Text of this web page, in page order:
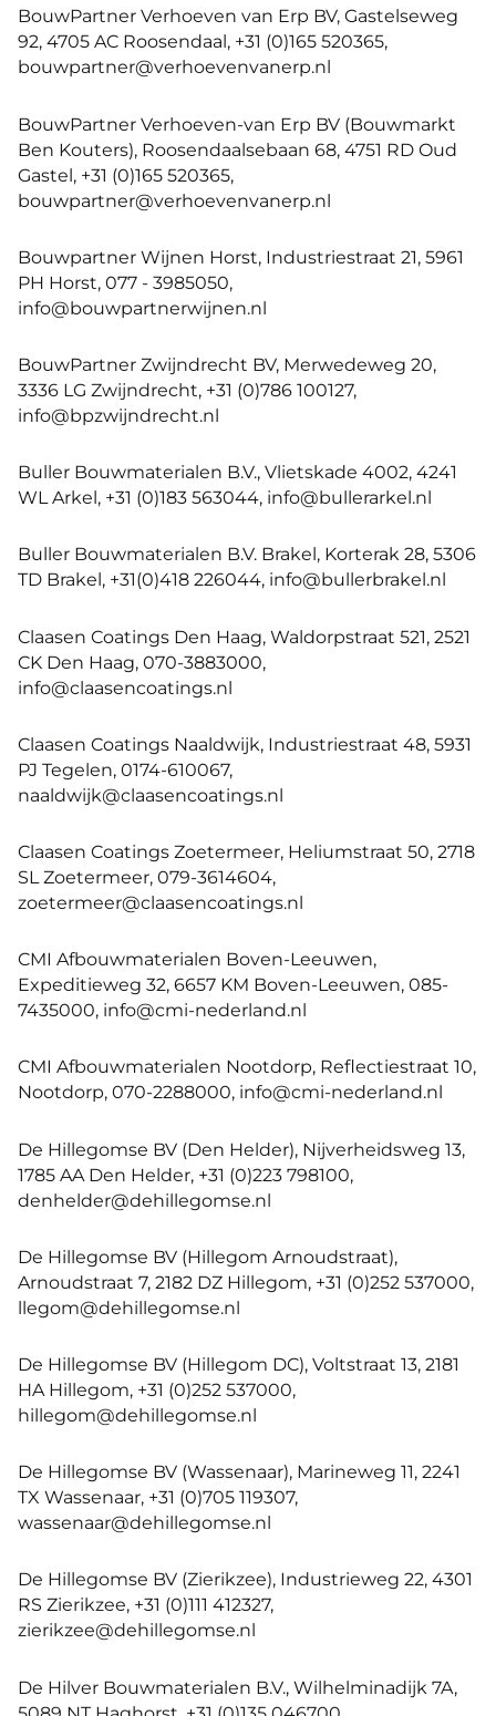
BouwPartner Verhoeven van Erp BV, Gastelseweg
92, 4705 AC Roosendaal, +31 (0)165 520365,
bouwpartner@verhoevenvanerp.nl
BouwPartner Verhoeven-van Erp BV (Bouwmarkt
Ben Kouters), Roosendaalsebaan 68, 4751 RD Oud
Gastel, +31 (0)165 520365,
bouwpartner@verhoevenvanerp.nl
Bouwpartner Wijnen Horst, Industriestraat 21, 5961
PH Horst, 077 - 3985050,
info@bouwpartnerwijnen.nl
BouwPartner Zwijndrecht BV, Merwedeweg 20,
3336 LG Zwijndrecht, +31 (0)786 100127,
info@bpzwijndrecht.nl
Buller Bouwmaterialen B.V., Vlietskade 4002, 4241
WL Arkel, +31 (0)183 563044, info@bullerarkel.nl
Buller Bouwmaterialen B.V. Brakel, Korterak 28, 5306
TD Brakel, +31(0)418 226044, info@bullerbrakel.nl
Claasen Coatings Den Haag, Waldorpstraat 521, 2521
CK Den Haag, 070-3883000,
info@claasencoatings.nl
Claasen Coatings Naaldwijk, Industriestraat 48, 5931
PJ Tegelen, 0174-610067,
naaldwijk@claasencoatings.nl
Claasen Coatings Zoetermeer, Heliumstraat 50, 2718
SL Zoetermeer, 079-3614604,
zoetermeer@claasencoatings.nl
CMI Afbouwmaterialen Boven-Leeuwen,
Expeditieweg 32, 6657 KM Boven-Leeuwen, 085-
7435000, info@cmi-nederland.nl
CMI Afbouwmaterialen Nootdorp, Reflectiestraat 10,
Nootdorp, 070-2288000, info@cmi-nederland.nl
De Hillegomse BV (Den Helder), Nijverheidsweg 13,
1785 AA Den Helder, +31 (0)223 798100,
denhelder@dehillegomse.nl
De Hillegomse BV (Hillegom Arnoudstraat),
Arnoudstraat 7, 2182 DZ Hillegom, +31 (0)252 537000,
llegom@dehillegomse.nl
De Hillegomse BV (Hillegom DC), Voltstraat 13, 2181
HA Hillegom, +31 (0)252 537000,
hillegom@dehillegomse.nl
De Hillegomse BV (Wassenaar), Marineweg 11, 2241
TX Wassenaar, +31 (0)705 119307,
wassenaar@dehillegomse.nl
De Hillegomse BV (Zierikzee), Industrieweg 22, 4301
RS Zierikzee, +31 (0)111 412327,
zierikzee@dehillegomse.nl
De Hilver Bouwmaterialen B.V., Wilhelminadijk 7A,